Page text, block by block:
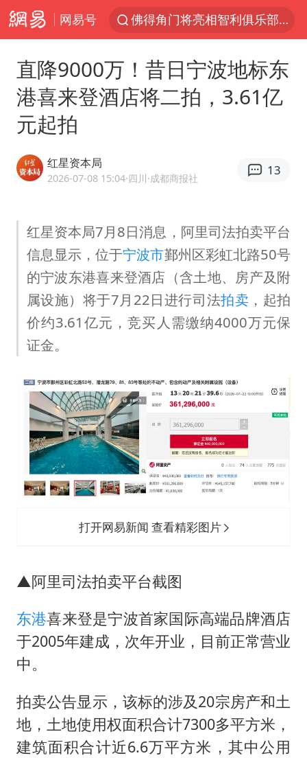
网易号
佛得角门将亮相智利俱乐部主场
宇树科技发行价格150.80元/股
CIA被曝已秘密设立古巴工作组
宇树科技王兴兴身家有望超200亿元
外交部发言人就广岛核爆81周年等答记者问
贵州轮胎子公司获美国退税8136万
吉林一“温度计大楼”读数爆表
27岁女子成组织卖淫集团主犯被通缉
感觉全东北都在等7号
奋进开新局 实干挑大梁
直降9000万！昔日宁波地标东
港喜来登酒店将二拍，3.61亿
元起拍
红星资本局
2026-07-08 15:04·四川·成都商报社
13
红星资本局7月8日消息，阿里司法拍卖平台
信息显示，位于宁波市鄞州区彩虹北路50号
的宁波东港喜来登酒店（含土地、房产及附
属设施）将于7月22日进行司法拍卖 ，起拍
价约3.61亿元，竞买人需缴纳4000万元保
证金。
打开网易新闻 查看精彩图片
▲阿里司法拍卖平台截图
东港喜来登是宁波首家国际高端品牌酒店
于2005年建成，次年开业，目前正常营业
中。
拍卖公告显示，该标的涉及20宗房产和土
地，土地使用权面积合计7300多平方米，
建筑面积合计近6.6万平方米，其中公用